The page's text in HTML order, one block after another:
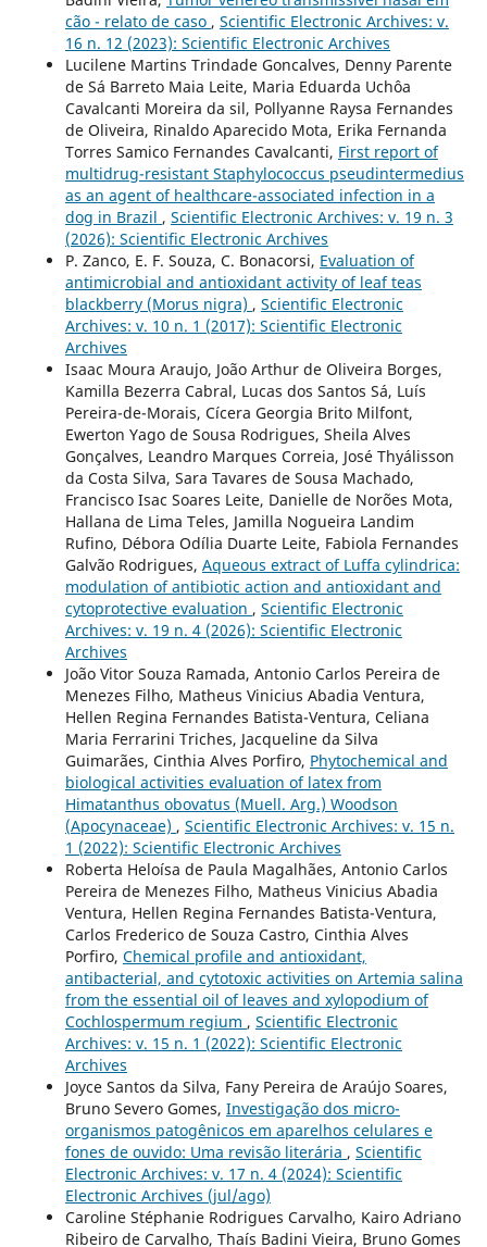
cão - relato de caso , Scientific Electronic Archives: v.
16 n. 12 (2023): Scientific Electronic Archives
Lucilene Martins Trindade Goncalves, Denny Parente
de Sá Barreto Maia Leite, Maria Eduarda Uchôa
Cavalcanti Moreira da sil, Pollyanne Raysa Fernandes
de Oliveira, Rinaldo Aparecido Mota, Erika Fernanda
Torres Samico Fernandes Cavalcanti, First report of
multidrug-resistant Staphylococcus pseudintermedius
as an agent of healthcare-associated infection in a
dog in Brazil , Scientific Electronic Archives: v. 19 n. 3
(2026): Scientific Electronic Archives
P. Zanco, E. F. Souza, C. Bonacorsi, Evaluation of
antimicrobial and antioxidant activity of leaf teas
blackberry (Morus nigra) , Scientific Electronic
Archives: v. 10 n. 1 (2017): Scientific Electronic
Archives
Isaac Moura Araujo, João Arthur de Oliveira Borges,
Kamilla Bezerra Cabral, Lucas dos Santos Sá, Luís
Pereira-de-Morais, Cícera Georgia Brito Milfont,
Ewerton Yago de Sousa Rodrigues, Sheila Alves
Gonçalves, Leandro Marques Correia, José Thyálisson
da Costa Silva, Sara Tavares de Sousa Machado,
Francisco Isac Soares Leite, Danielle de Norões Mota,
Hallana de Lima Teles, Jamilla Nogueira Landim
Rufino, Débora Odília Duarte Leite, Fabiola Fernandes
Galvão Rodrigues, Aqueous extract of Luffa cylindrica:
modulation of antibiotic action and antioxidant and
cytoprotective evaluation , Scientific Electronic
Archives: v. 19 n. 4 (2026): Scientific Electronic
Archives
João Vitor Souza Ramada, Antonio Carlos Pereira de
Menezes Filho, Matheus Vinicius Abadia Ventura,
Hellen Regina Fernandes Batista-Ventura, Celiana
Maria Ferrarini Triches, Jacqueline da Silva
Guimarães, Cinthia Alves Porfiro, Phytochemical and
biological activities evaluation of latex from
Himatanthus obovatus (Muell. Arg.) Woodson
(Apocynaceae) , Scientific Electronic Archives: v. 15 n.
1 (2022): Scientific Electronic Archives
Roberta Heloísa de Paula Magalhães, Antonio Carlos
Pereira de Menezes Filho, Matheus Vinicius Abadia
Ventura, Hellen Regina Fernandes Batista-Ventura,
Carlos Frederico de Souza Castro, Cinthia Alves
Porfiro, Chemical profile and antioxidant,
antibacterial, and cytotoxic activities on Artemia salina
from the essential oil of leaves and xylopodium of
Cochlospermum regium , Scientific Electronic
Archives: v. 15 n. 1 (2022): Scientific Electronic
Archives
Joyce Santos da Silva, Fany Pereira de Araújo Soares,
Bruno Severo Gomes, Investigação dos micro-
organismos patogênicos em aparelhos celulares e
fones de ouvido: Uma revisão literária , Scientific
Electronic Archives: v. 17 n. 4 (2024): Scientific
Electronic Archives (jul/ago)
Caroline Stéphanie Rodrigues Carvalho, Kairo Adriano
Ribeiro de Carvalho, Thaís Badini Vieira, Bruno Gomes